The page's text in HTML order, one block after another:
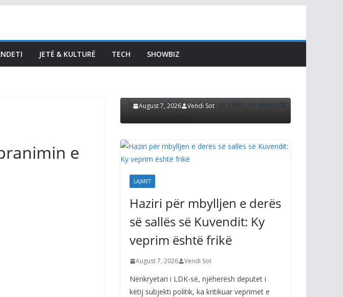
JETË & KULTURË TECH SHOWBIZ
e
VV të vijë e ta
Kuvendin,
seancë nesër e
Haziri për mbylljen e
derës së sallës së
Kuvendit: Ky veprim
August 7, 2026 Vendi Sot
Gjini:
LAJMET
Haziri për mbylljen e derës
së sallës së Kuvendit: Ky
veprim është frikë
August 7, 2026 Vendi Sot
Nënkryetari i LDK-së, njëherësh deputet i
këtij subjekti politik, ka kritikuar veprimet e